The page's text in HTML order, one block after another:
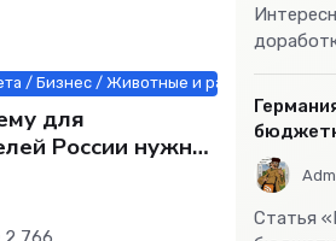
/ Бизнес / Животные и растения /
для
России нужно
стать
Статья